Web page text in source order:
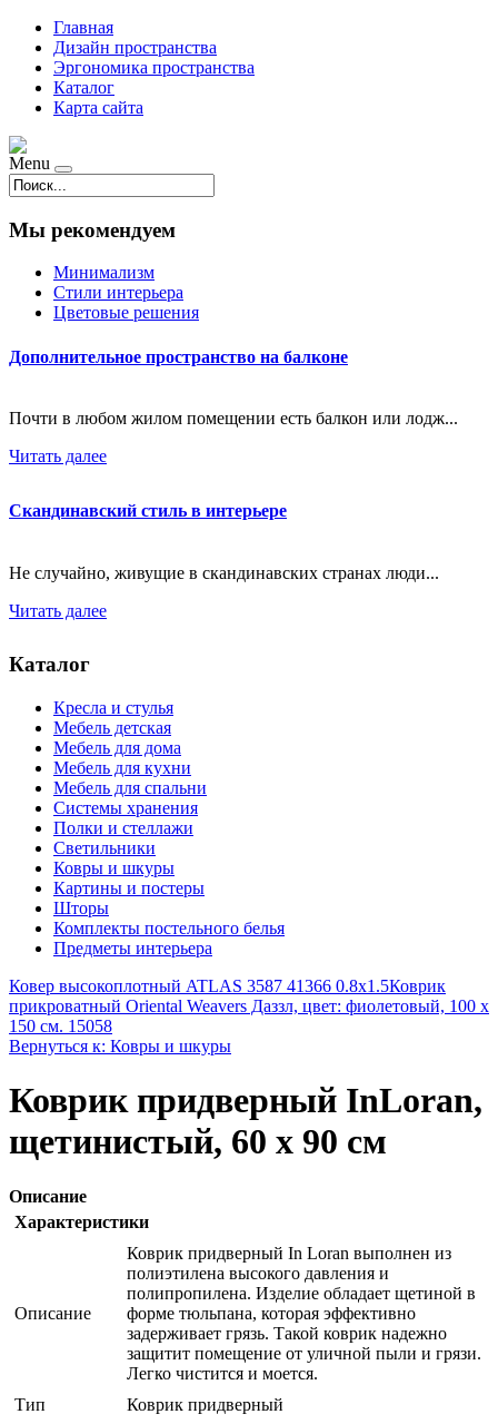
Главная
Дизайн пространства
Эргономика пространства
Каталог
Карта сайта
Menu
Мы рекомендуем
Минимализм
Стили интерьера
Цветовые решения
Дополнительное пространство на балконе
Почти в любом жилом помещении есть балкон или лодж...
Читать далее
Скандинавский стиль в интерьере
Не случайно, живущие в скандинавских странах люди...
Читать далее
Каталог
Кресла и стулья
Мебель детская
Мебель для дома
Мебель для кухни
Мебель для спальни
Системы хранения
Полки и стеллажи
Светильники
Ковры и шкуры
Картины и постеры
Шторы
Комплекты постельного белья
Предметы интерьера
Ковер высокоплотный ATLAS 3587 41366 0.8x1.5Коврик
прикроватный Oriental Weavers Дaззл, цвет: фиолетовый, 100 х
150 см. 15058
Вернуться к: Ковры и шкуры
Коврик придверный InLoran,
щетинистый, 60 х 90 см
Описание
Характеристики
Описание
Коврик придверный In Loran выполнен из
полиэтилена высокого давления и
полипропилена. Изделие обладает щетиной в
форме тюльпана, которая эффективно
задерживает грязь. Такой коврик надежно
защитит помещение от уличной пыли и грязи.
Легко чистится и моется.
Тип
Коврик придверный